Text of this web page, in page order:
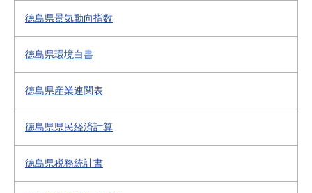
徳島県景気動向指数
徳島県環境白書
徳島県産業連関表
徳島県県民経済計算
徳島県税務統計書